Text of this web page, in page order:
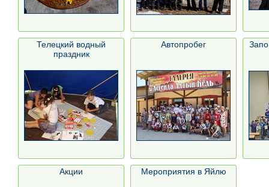
Телецкий водный
праздник
Автопробег
Акции Мероприятия в Яйлю